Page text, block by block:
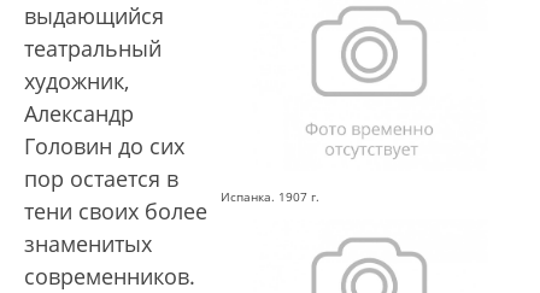
Испанка. 1907 г.
выдающийся
театральный
художник,
Александр
Головин до сих
пор остается в
тени своих более
знаменитых
современников.